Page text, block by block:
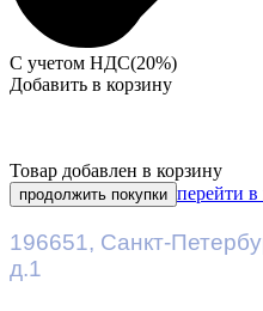
С учетом НДС(20%)
Добавить в корзину
Товар добавлен в корзину
продолжить покупки перейти в
196651, Санкт-
д.1